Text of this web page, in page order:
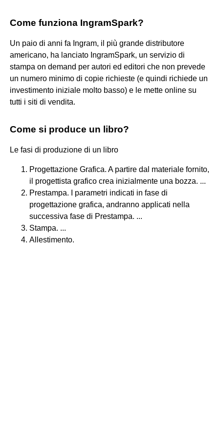
Come funziona IngramSpark?
Un paio di anni fa Ingram, il più grande distributore
americano, ha lanciato IngramSpark, un servizio di
stampa on demand per autori ed editori che non prevede
un numero minimo di copie richieste (e quindi richiede un
investimento iniziale molto basso) e le mette online su
tutti i siti di vendita.
Come si produce un libro?
Le fasi di produzione di un libro
Progettazione Grafica. A partire dal materiale fornito,
il progettista grafico crea inizialmente una bozza. ...
Prestampa. I parametri indicati in fase di
progettazione grafica, andranno applicati nella
successiva fase di Prestampa. ...
Stampa. ...
Allestimento.